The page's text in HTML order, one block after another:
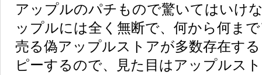
アップルのパチもので驚いてはいけ
ップルには全く無断で、何から何ま
売る偽アップルストアが多数存在す
ピーするので、見た目はアップルス